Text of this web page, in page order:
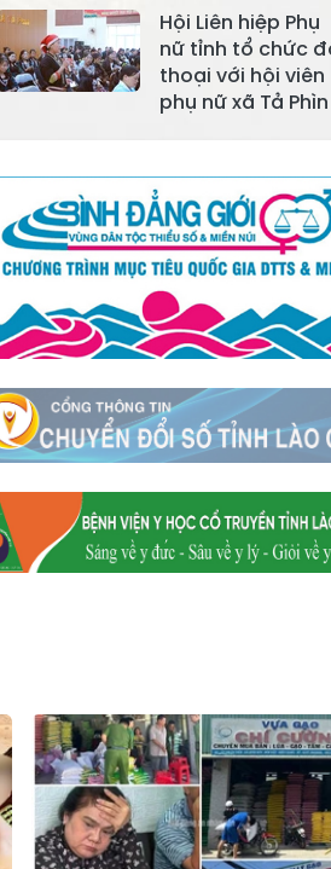
Khánh
Xã Lương
Thịnh
Xã Việt Hồng
Xã Hợp Thành
Xã Phong Hải
Xã Xuân
Quang
Xã Bảo Thắng
Xã Tằng Loỏng
Xã Gia Phú
Xã Mường
Hum
Xã Dền Sáng
Xã Y Tý
Xã A Mú Sung
Xã Bản Xèo
Xã Bát Xát
Xã Võ Lao
Xã Khánh Yên
Xã Nậm Chảy
Xã Bảo Yên
Xã Nghĩa Đô
Xã Thượng
Xã Xuân Hòa
Xã Phúc
Xã Bảo Hà
Xã Mường Bo
Hội Liên hiệp Phụ
nữ tỉnh tổ chức
thoại với hội viên
phụ nữ xã Tả Phìn